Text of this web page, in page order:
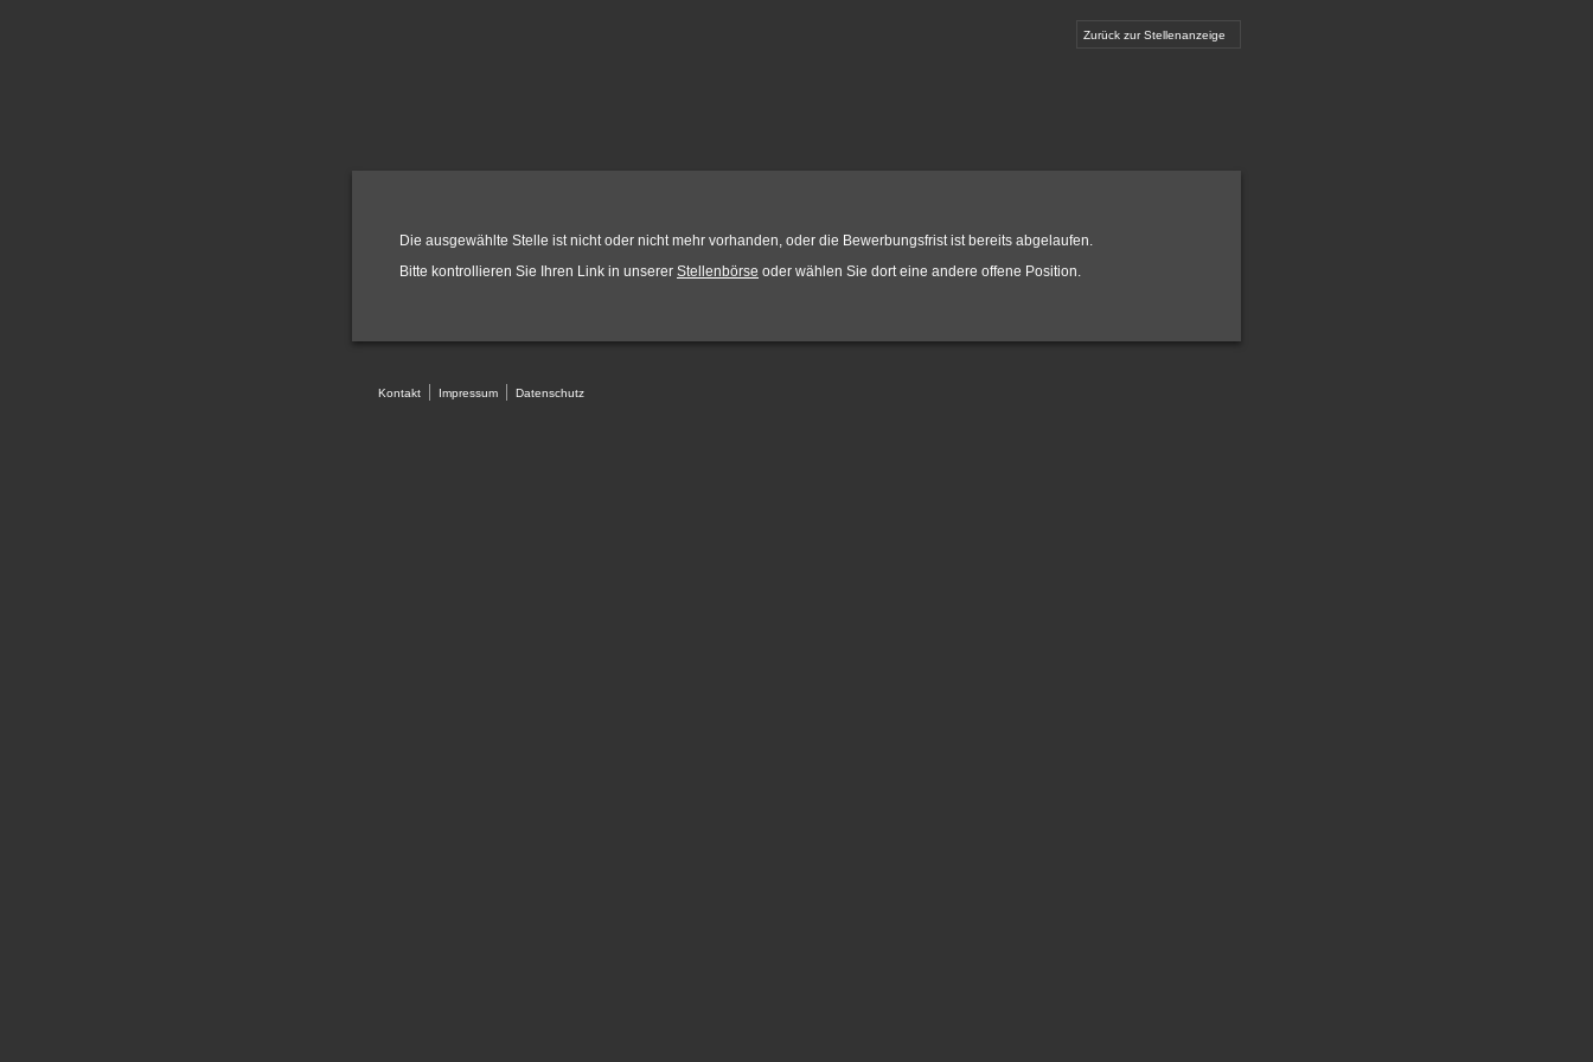
Zurück zur Stellenanzeige
Die ausgewählte Stelle ist nicht oder nicht mehr vorhanden, oder die Bewerbungsfrist ist bereits abgelaufen.
Bitte kontrollieren Sie Ihren Link in unserer Stellenbörse oder wählen Sie dort eine andere offene Position.
Kontakt Impressum Datenschutz